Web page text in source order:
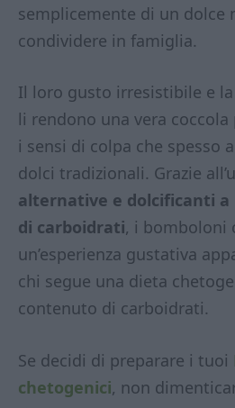
semplicemente di un dolce
condividere in famiglia.
Il loro gusto irresistibile e
li rendono una vera
i sensi di colpa che spesso
dolci tradizionali. Grazie
alternative e dolcificanti a
di carboidrati, i bomboloni
un’esperienza gustativa
chi segue una dieta
contenuto di carboidrati.
Se decidi di preparare i tuoi
chetogenici, non